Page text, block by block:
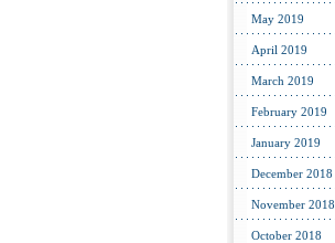
May 2019
April 2019
March 2019
February 2019
January 2019
December 2018
November 2018
October 2018